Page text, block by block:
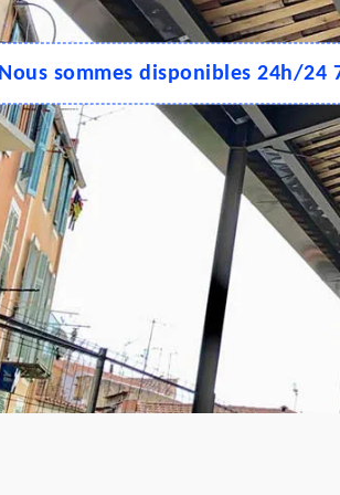
Nous sommes disponibles 24h/24